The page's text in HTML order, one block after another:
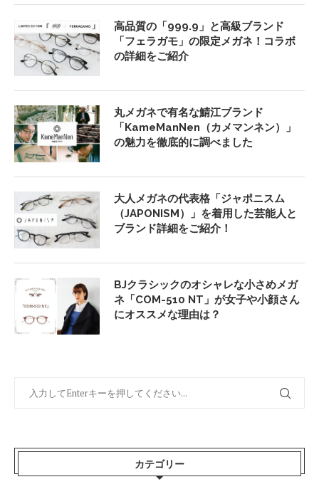
高品質の「999.9」と高級ブランド
「フェラガモ」の限定メガネ！コラボ
の詳細をご紹介
丸メガネで有名な鯖江ブランド
「KameManNen（カメマンネン）」
の魅力を徹底的に調べました
大人メガネの代表格「ジャポニスム
（JAPONISM）」を着用した芸能人と
ブランド詳細をご紹介！
BJクラシックのオシャレな小さめメガ
ネ「COM-510 NT」が女子や小顔さん
にオススメな理由は？
カテゴリー